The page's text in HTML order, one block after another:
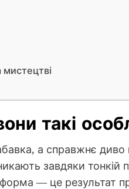
мистецтві
такі
а справжнє диво
завдяки тонкій
— це результат